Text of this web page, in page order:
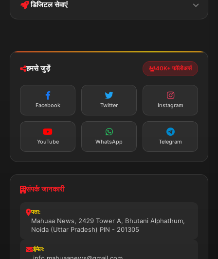
Privacy Policy
पॉलिटिकल झारखण्ड
डिजिटल सेवाएं
न्यूज़ अलर्ट
सब्सक्राइब करें
हमसे जुड़ें 40K+ फॉलोअर्स
Facebook Twitter Instagram
YouTube WhatsApp Telegram
संपर्क जानकारी
पता:
Mahuaa News, 2429 Tower A, Bhutani Alphathum,
Noida (Uttar Pradesh) PIN - 201305
ईमेल: